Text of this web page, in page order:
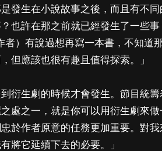
發生在小說故事之後，而且有不
也許在那之前就已經發生了一些
）有說過想再寫一本書，不知道
但應該也很有趣且值得探索。」
衍生劇的時候才會發生。節目統
處之一，就是你可以用衍生劇來
於作者原意的任務更加重要。對
將它延續下去的必要。」